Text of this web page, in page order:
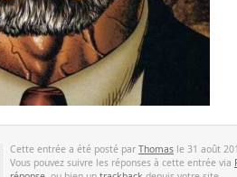
Cette entrée a été posté par Thomas le 31 août
Vous pouvez suivre les réponses à cette entrée via